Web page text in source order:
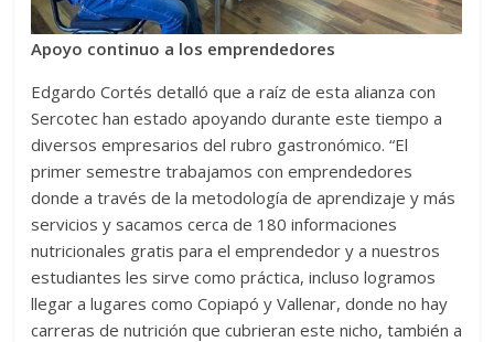
Apoyo continuo a los emprendedores
Edgardo Cortés detalló que a raíz de esta alianza con
Sercotec han estado apoyando durante este tiempo a
diversos empresarios del rubro gastronómico. “El
primer semestre trabajamos con emprendedores
donde a través de la metodología de aprendizaje y más
servicios y sacamos cerca de 180 informaciones
nutricionales gratis para el emprendedor y a nuestros
estudiantes les sirve como práctica, incluso logramos
llegar a lugares como Copiapó y Vallenar, donde no hay
carreras de nutrición que cubrieran este nicho, también a